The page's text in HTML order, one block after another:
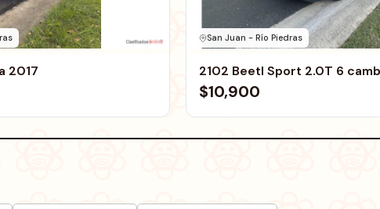
2017
San Juan - Río Piedras
2102 Beetl Sport 2.0T 6
$10,900